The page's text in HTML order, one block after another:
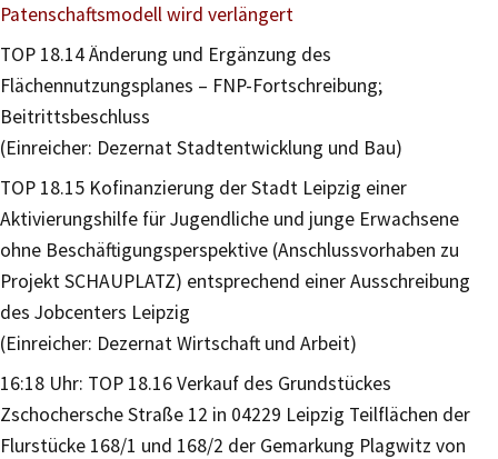
Patenschaftsmodell wird verlängert
TOP 18.14 Änderung und Ergänzung des
Flächennutzungsplanes – FNP-Fortschreibung;
Beitrittsbeschluss
(Einreicher: Dezernat Stadtentwicklung und Bau)
TOP 18.15 Kofinanzierung der Stadt Leipzig einer
Aktivierungshilfe für Jugendliche und junge Erwachsene
ohne Beschäftigungsperspektive (Anschlussvorhaben zu
Projekt SCHAUPLATZ) entsprechend einer Ausschreibung
des Jobcenters Leipzig
(Einreicher: Dezernat Wirtschaft und Arbeit)
16:18 Uhr: TOP 18.16 Verkauf des Grundstückes
Zschochersche Straße 12 in 04229 Leipzig Teilflächen der
Flurstücke 168/1 und 168/2 der Gemarkung Plagwitz von